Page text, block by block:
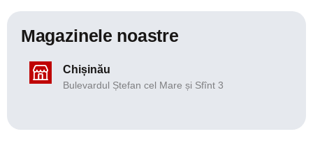
Magazinele noastre
Chișinău
Bulevardul Ștefan cel Mare și Sfînt 3